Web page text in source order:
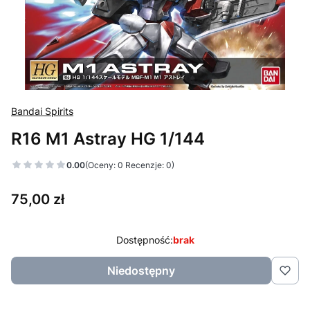
Bandai Spirits
R16 M1 Astray HG 1/144
0.00(Oceny: 0 Recenzje: 0)
Cena
75,00 zł
Dostępność:brak
Niedostępny